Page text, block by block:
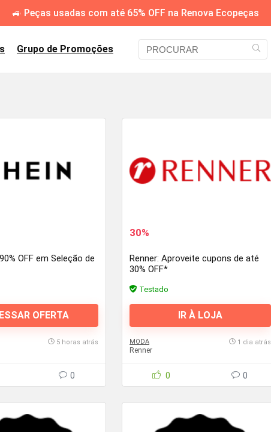
🚙 Peças usadas com até 65% OFF na Renova Ecopeças
Grupo de Promoções
OFF em Seleção de
OFERTA
5 horas atrás
0
30%
Renner: Aproveite cupons de até
30% OFF*
Testado
IR À LOJA
MODA
Renner
1 dia atrás
0 0